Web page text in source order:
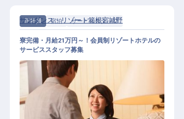
正社員 宿泊 サービススタッフ
サンダンス・リゾート箱根宮城野
寮完備・月給21万円～！会員制リゾートホテルの
サービススタッフ募集